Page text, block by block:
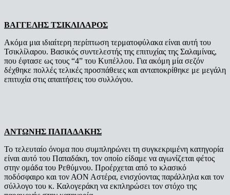
ΒΑΓΓΕΛΗΣ ΤΣΙΚΛΙΛΑΡΟΣ
Ακόμα μια ιδιαίτερη περίπτωση τερματοφύλακα είναι αυτή του
Τσικλίλαρου. Βασικός συντελεστής της επιτυχίας της Σαλαμίνας,
που έφτασε ως τους “4” του Κυπέλλου. Για ακόμη μία σεζόν
δέχθηκε πολλές τελικές προσπάθειες και ανταποκρίθηκε με μεγάλη
επιτυχία στις απαιτήσεις του συλλόγου.
ΑΝΤΩΝΗΣ ΠΑΠΑΔΑΚΗΣ
Το τελευταίο όνομα που συμπληρώνει τη συγκεκριμένη κατηγορία
είναι αυτό του Παπαδάκη, τον οποίο είδαμε να αγωνίζεται φέτος
στην ομάδα του Ρεθύμνου. Προέρχεται από το κλασικό
ποδόσφαιρο και τον ΑΟΝ Αστέρα, ενισχύοντας παράλληλα και τον
σύλλογο του κ. Καλογεράκη να εκπληρώσει τον στόχο της